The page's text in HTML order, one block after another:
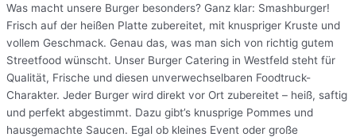
Was macht unsere Burger besonders? Ganz klar: Smashburger!
Frisch auf der heißen Platte zubereitet, mit knuspriger Kruste und
vollem Geschmack. Genau das, was man sich von richtig gutem
Streetfood wünscht. Unser Burger Catering in Westfeld steht für
Qualität, Frische und diesen unverwechselbaren Foodtruck-
Charakter. Jeder Burger wird direkt vor Ort zubereitet – heiß, saftig
und perfekt abgestimmt. Dazu gibt’s knusprige Pommes und
hausgemachte Saucen. Egal ob kleines Event oder große